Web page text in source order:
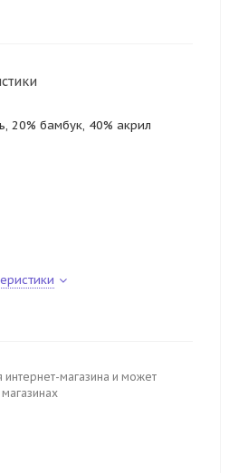
20% бамбук, 40% акрил
интернет-магазина и может